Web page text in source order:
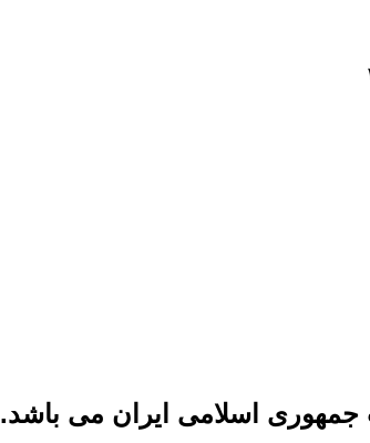
اسلامی ایران می باشد.